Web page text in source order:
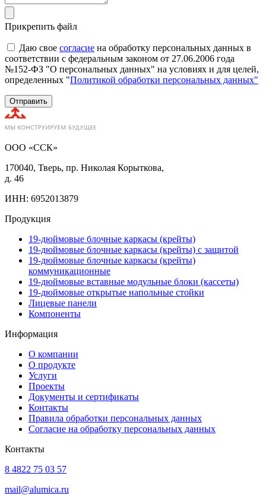
Прикрепить файл
Даю свое согласие на обработку персональных данных в
соответствии с федеральным законом от 27.06.2006 года
№152-ФЗ "О персональных данных" на условиях и для целей,
определенных "Политикой обработки персональных данных"
Отправить
ООО «ССК»
170040, Тверь, пр. Николая Корыткова,
д. 46
ИНН: 6952013879
Продукция
19-дюймовые блочные каркасы (крейты)
19-дюймовые блочные каркасы (крейты) с защитой
19-дюймовые блочные каркасы (крейты)
коммуникационные
19-дюймовые вставные модульные блоки (кассеты)
19-дюймовые открытые напольные стойки
Лицевые панели
Компоненты
Информация
О компании
О продукте
Услуги
Проекты
Документы и сертификаты
Контакты
Правила обработки персональных данных
Согласие на обработку персональных данных
Контакты
8 4822 75 03 57
mail@alumica.ru